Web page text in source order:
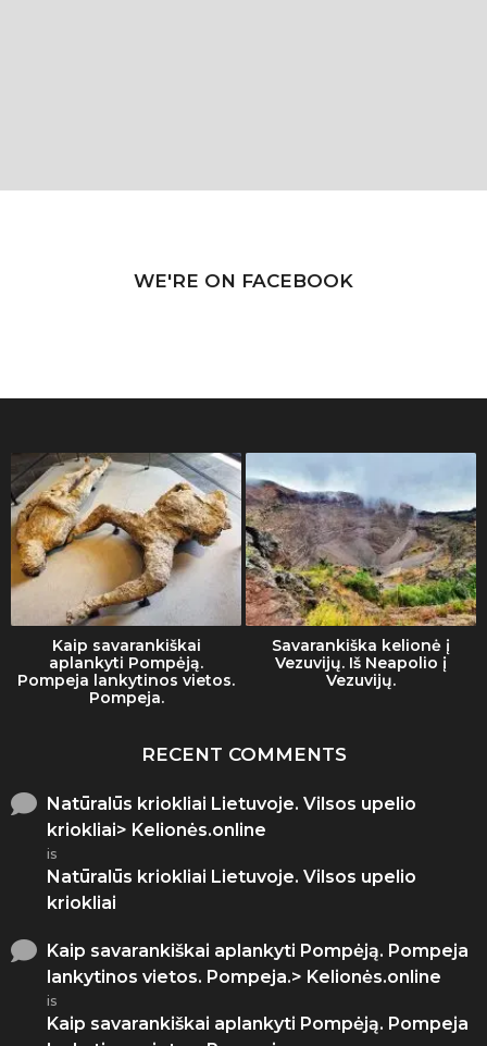
WE'RE ON FACEBOOK
Kaip savarankiškai
aplankyti Pompėją.
Pompeja lankytinos vietos.
Pompeja.
Savarankiška kelionė į
Vezuvijų. Iš Neapolio į
Vezuvijų.
RECENT COMMENTS
Natūralūs kriokliai Lietuvoje. Vilsos upelio
kriokliai> Kelionės.online
is
Natūralūs kriokliai Lietuvoje. Vilsos upelio
kriokliai
Kaip savarankiškai aplankyti Pompėją. Pompeja
lankytinos vietos. Pompeja.> Kelionės.online
is
Kaip savarankiškai aplankyti Pompėją. Pompeja